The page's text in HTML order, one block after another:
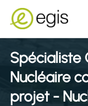
Spécialiste
Nucléaire
projet -